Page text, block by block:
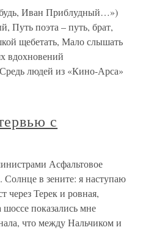
Иван Приблудный…»)
Путь поэта – путь, брат,
Мало слышать
вдохновений
людей из «Кино-Арса»
с
Асфальтовое
в зените: я наступаю
Терек и ровная,
показались мне
что между Нальчиком и